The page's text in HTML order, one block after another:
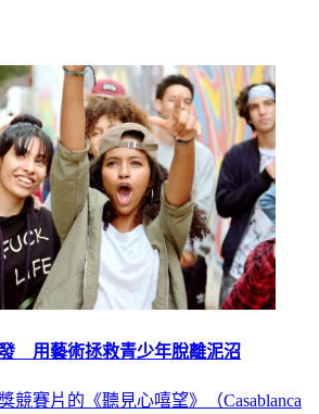
用藝術拯救青少年脫離泥沼
競賽片的《聽見心嘻望》（Casablanca